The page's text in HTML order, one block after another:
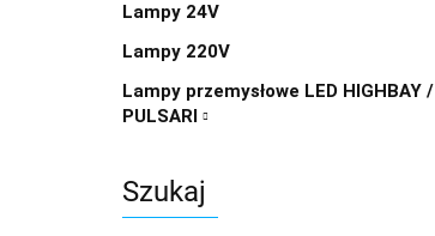
Lampy 24V
Lampy 220V
Lampy przemysłowe LED HIGHBAY /
PULSARI
Szukaj